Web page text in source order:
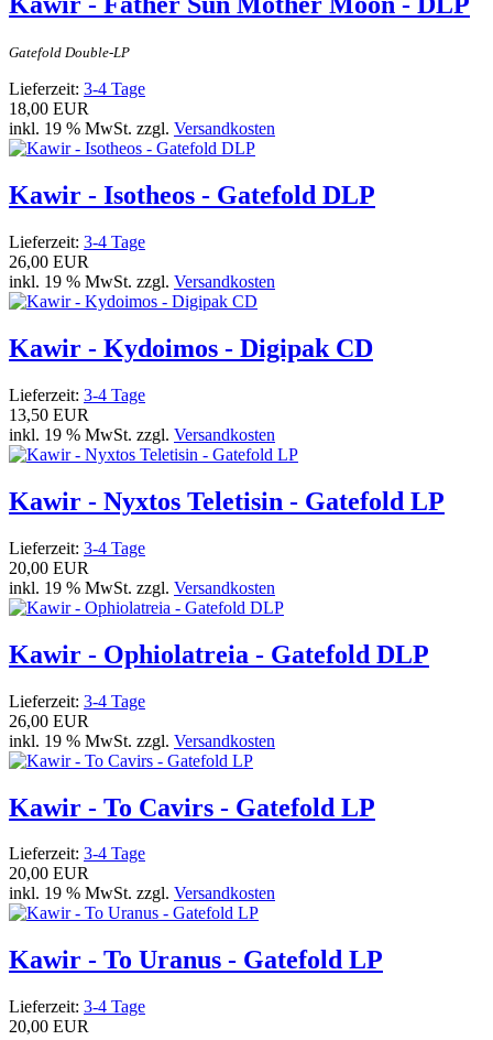
Gatefold Double-LP
Lieferzeit: 3-4 Tage
18,00 EUR
inkl. 19 % MwSt. zzgl. Versandkosten
Kawir - Isotheos - Gatefold DLP
Lieferzeit: 3-4 Tage
26,00 EUR
inkl. 19 % MwSt. zzgl. Versandkosten
Kawir - Kydoimos - Digipak CD
Lieferzeit: 3-4 Tage
13,50 EUR
inkl. 19 % MwSt. zzgl. Versandkosten
Kawir - Nyxtos Teletisin - Gatefold LP
Lieferzeit: 3-4 Tage
20,00 EUR
inkl. 19 % MwSt. zzgl. Versandkosten
Kawir - Ophiolatreia - Gatefold DLP
Lieferzeit: 3-4 Tage
26,00 EUR
inkl. 19 % MwSt. zzgl. Versandkosten
Kawir - To Cavirs - Gatefold LP
Lieferzeit: 3-4 Tage
20,00 EUR
inkl. 19 % MwSt. zzgl. Versandkosten
Kawir - To Uranus - Gatefold LP
Lieferzeit: 3-4 Tage
20,00 EUR